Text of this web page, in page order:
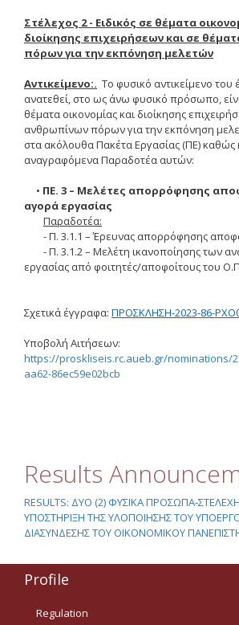
Nominations Results
Call for Tenders
Tenders Results
Invitation to Tender (2021 -
2022)
Contact
Ωράριο Λειτουργίας
e-ΕΛΚΕ
Ηλεκτρονική
Παρακολούθηση Έργων
Conferences
Στέλεχος 2 - Ειδικός σε θέματα
διοίκησης επιχειρήσεων και σε
πόρων για την εκπόνηση μελετών
Αντικείμενο:. Το φυσικό αντικείμενο
ανατεθεί, στο ως άνω φυσικό πρόσωπο,
θέματα οικονομίας και διοίκησης
ανθρωπίνων πόρων για την εκπόνηση
στα ακόλουθα Πακέτα Εργασίας (ΠΕ)
αναγραφόμενα Παραδοτέα αυτών:
• ΠΕ. 3 – Μελέτες απορρόφησης
αγορά εργασίας
Παραδοτέα:
- Π. 3.1.1 – Έρευνας απορρόφησης
- Π. 3.1.2 – Μελέτη ικανοποίησης των
εργασίας από φοιτητές/αποφοίτους του
Σχετικά έγγραφα: ΠΡΟΣΚΛΗΣΗ-2023-86-
Υποβολή Αιτήσεων:
https://proskliseis.rc.aueb.gr/nominations/
aa62-86ec59e02bcb
Results
RESULTS: ΔΥΟ (2) ΦΥΣΙΚΑ ΠΡΟΣΩΠΑ-
ΥΠΟΣΤΗΡΙΞΗ ΤΗΣ ΥΛΟΠΟΙΗΣΗΣ ΤΟΥ
ΔΙΑΣΥΝΔΕΣΗΣ ΤΟΥ ΟΙΚΟΝΟΜΙΚΟΥ
Profile
Regulation